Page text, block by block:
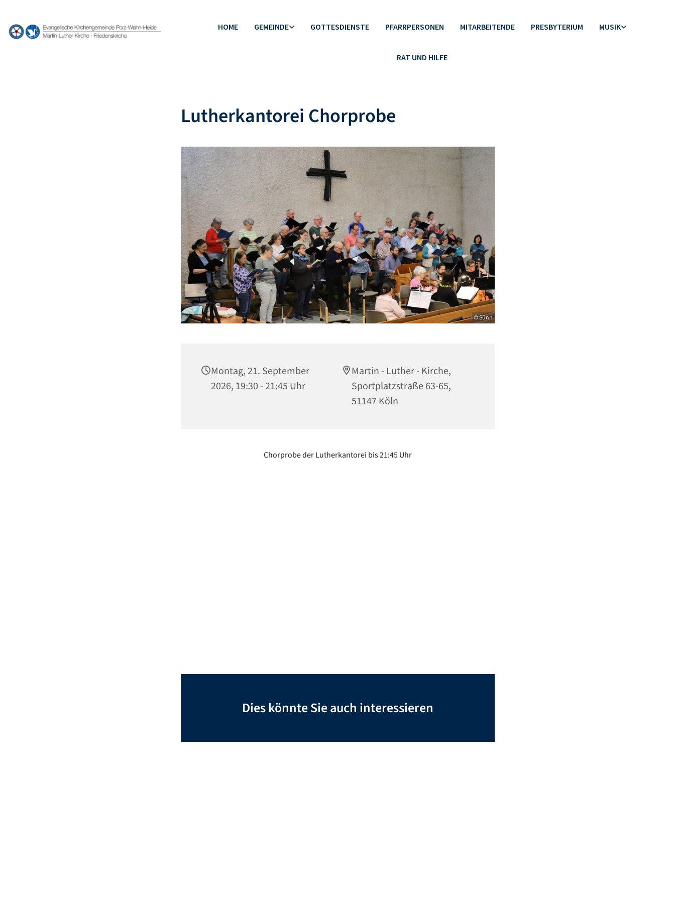
HOME GEMEINDE GOTTESDIENSTE PFARRPERSONEN MITARBEITENDE PRESBYTERIUM MUSIK
RAT UND HILFE
Lutherkantorei Chorprobe
© Sünn
Montag, 21. September
2026, 19:30 - 21:45 Uhr
Martin - Luther - Kirche,
Sportplatzstraße 63-65,
51147 Köln
Chorprobe der Lutherkantorei bis 21:45 Uhr
Dies könnte Sie auch interessieren